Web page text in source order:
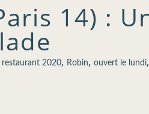
14) :
restaurant 2020, Robin, ouvert le lundi,